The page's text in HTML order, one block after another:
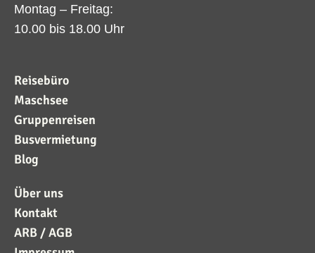
Montag – Freitag:
10.00 bis 18.00 Uhr
Reisebüro
Maschsee
Gruppenreisen
Busvermietung
Blog
Über uns
Kontakt
ARB / AGB